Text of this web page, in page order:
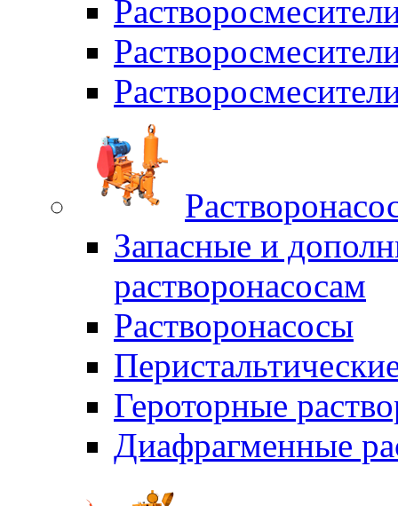
Запасные и
растворонасосам
Растворонасосы
Героторные
Диафрагменные